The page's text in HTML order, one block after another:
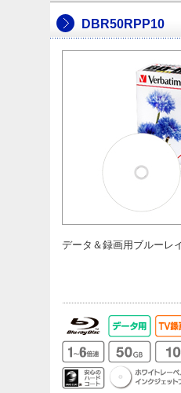
DBR50RPP10
データ＆録画用ブルーレ